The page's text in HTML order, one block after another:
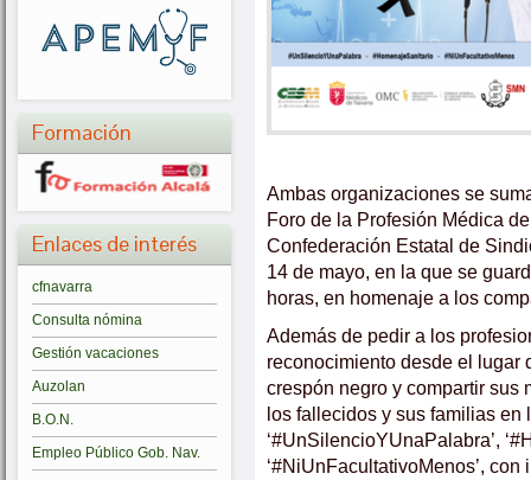
Formación
Enlaces de interés
cfnavarra
Consulta nómina
Gestión vacaciones
Auzolan
B.O.N.
Empleo Público Gob. Nav.
Ambas organizaciones se
Foro de la Profesión Médica
Confederación Estatal de
14 de mayo, en la que se
horas, en homenaje a los
Además de pedir a los
reconocimiento desde el lugar
crespón negro y compartir sus
los fallecidos y sus familias en
‘#UnSilencioYUnaPalabra’,
‘#NiUnFacultativoMenos’,